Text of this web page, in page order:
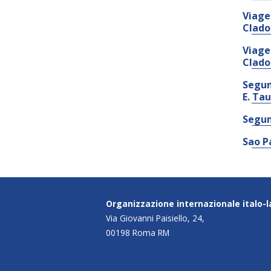
E.
Sao
Organizzazione internazionale italo-
Via Giovanni Paisiello, 24,
00198 Roma RM